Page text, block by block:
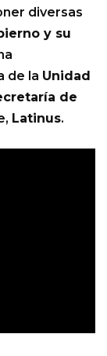
diversas
y su
de la Unidad
de
Latinus.